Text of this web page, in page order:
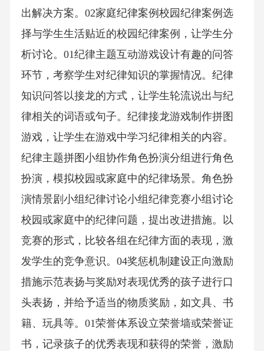
出解决方案。02家庭纪律案例校园纪律案例选
择与学生生活贴近的校园纪律案例，让学生分
析讨论。01纪律主题互动游戏设计有趣的问答
环节，考察学生对纪律知识的掌握情况。纪律
知识问答以接龙的方式，让学生轮流说出与纪
律相关的词语或句子。纪律接龙游戏制作拼图
游戏，让学生在游戏中学习纪律相关的内容。
纪律主题拼图小组协作角色扮演分组进行角色
扮演，模拟校园或家庭中的纪律场景。角色扮
演情景剧小组纪律讨论小组纪律竞赛小组讨论
校园或家庭中的纪律问题，提出改进措施。以
竞赛的形式，比较各组在纪律方面的表现，激
发学生的竞争意识。04奖惩机制建设正向激励
措施示范表扬与奖励对表现优秀的孩子进行口
头表扬，并给予适当的物质奖励，如文具、书
籍、玩具等。01荣誉体系设立荣誉墙或荣誉证
书，记录孩子的优秀表现和获得的荣誉，激励